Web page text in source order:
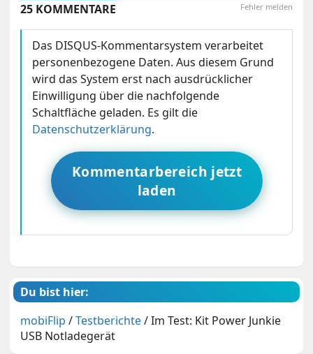
Fehler melden
25 KOMMENTARE
Das DISQUS-Kommentarsystem verarbeitet
personenbezogene Daten. Aus diesem Grund
wird das System erst nach ausdrücklicher
Einwilligung über die nachfolgende
Schaltfläche geladen. Es gilt die
Datenschutzerklärung.
Kommentarbereich jetzt
laden
Du bist hier:
mobiFlip /Testberichte/Im Test: Kit Power Junkie
USB Notladegerät